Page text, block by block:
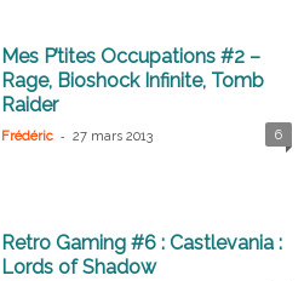
Mes P’tites Occupations #2 –
Rage, Bioshock Infinite, Tomb
Raider
Frédéric - 27 mars 2013 6
Retro Gaming #6 : Castlevania :
Lords of Shadow